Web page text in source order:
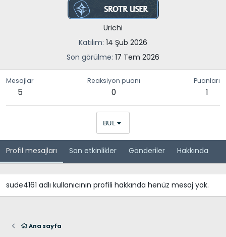
Urichi
Katılım 14 Şub 2026
Son görülme 17 Tem 2026
Mesajlar
5
Reaksiyon puanı
0
Puanları
1
BUL
Profil mesajları Son etkinlikler Gönderiler Hakkında
sude4161 adlı kullanıcının profili hakkında henüz mesaj yok.
Ana sayfa